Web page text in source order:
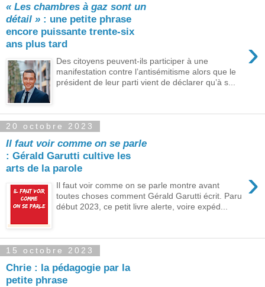
« Les chambres à gaz sont un
détail » : une petite phrase
encore puissante trente-six
ans plus tard
›
Des citoyens peuvent-ils participer à une
manifestation contre l’antisémitisme alors que le
président de leur parti vient de déclarer qu’à s...
20 octobre 2023
Il faut voir comme on se parle
: Gérald Garutti cultive les
arts de la parole
›
Il faut voir comme on se parle montre avant
toutes choses comment Gérald Garutti écrit. Paru
début 2023, ce petit livre alerte, voire expéd...
15 octobre 2023
Chrie : la pédagogie par la
petite phrase